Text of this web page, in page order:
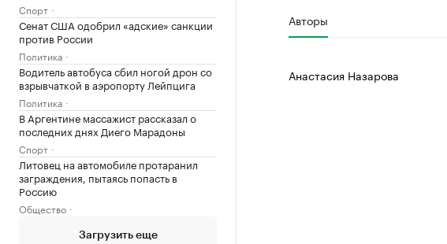
Спорт
Сенат США одобрил «адские» санкции
против России
Политика
Водитель автобуса сбил ногой дрон со
взрывчаткой в аэропорту Лейпцига
Политика
В Аргентине массажист рассказал о
последних днях Диего Марадоны
Спорт
Литовец на автомобиле протаранил
заграждения, пытаясь попасть в
Россию
Общество
Загрузить еще
Авторы
Анастасия Назарова